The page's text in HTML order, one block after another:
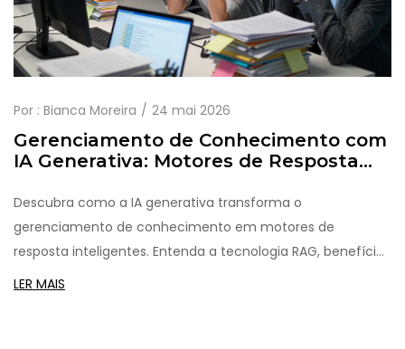
Por : Bianca Moreira 24 mai 2026
Gerenciamento de Conhecimento com
IA Generativa: Motores de Resposta
Descubra como a IA generativa transforma o
gerenciamento de conhecimento em motores de
resposta inteligentes. Entenda a tecnologia RAG, benefícios
reais, desafios de implementação e como escolher a
LER MAIS